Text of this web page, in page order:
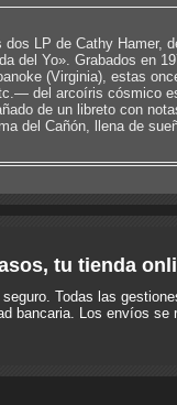
LP de Cathy Hamer,
del Yo». Grabados en
(Virginia), estas
del arcoíris cósmico
de un libreto con
del Cañón, llena de
tu tienda
Todas las
bancaria. Los envíos se